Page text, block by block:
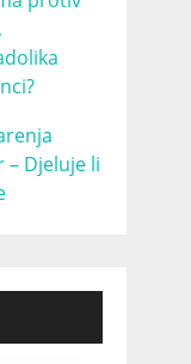
– Djeluje li